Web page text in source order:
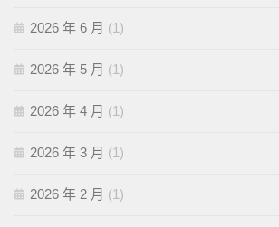
2026 年 6 月 (1)
2026 年 5 月 (1)
2026 年 4 月 (1)
2026 年 3 月 (1)
2026 年 2 月 (1)